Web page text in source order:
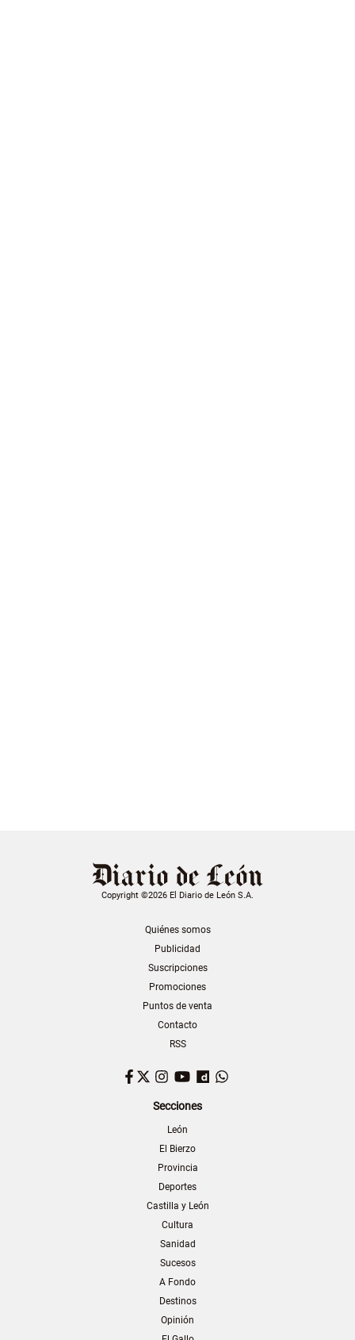
Copyright ©2026 El Diario de León S.A.
Quiénes somos
Publicidad
Suscripciones
Promociones
Puntos de venta
Contacto
RSS
Facebook
TwitterInstagram
YouTubeDailymotion
Secciones
León
El Bierzo
Provincia
Deportes
Castilla y León
Cultura
Sanidad
Sucesos
A Fondo
Destinos
Opinión